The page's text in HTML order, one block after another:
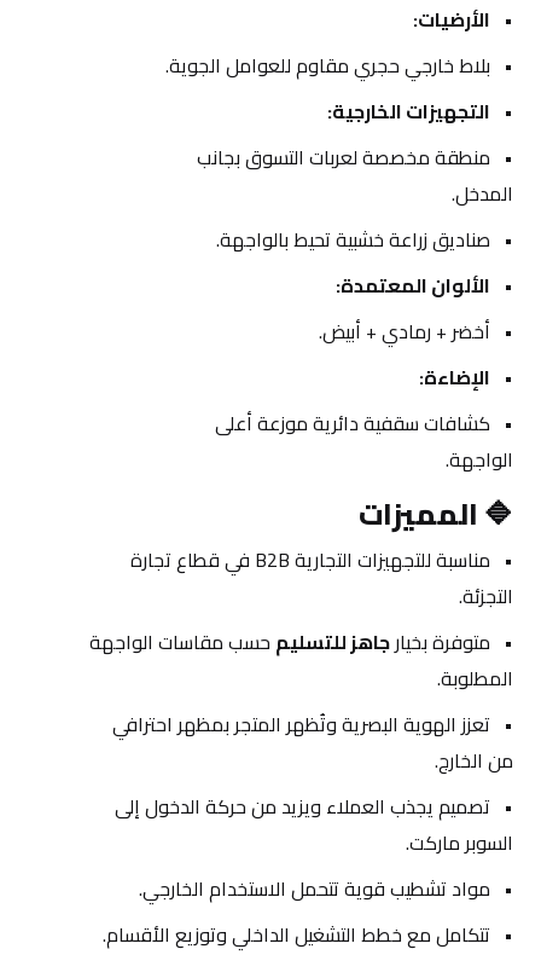
الأرضيات:
بلاط خارجي حجري مقاوم للعوامل الجوية.
التجهيزات الخارجية:
المدخل.
صناديق زراعة خشبية تحيط بالواجهة.
الألوان المعتمدة:
أخضر + رمادي + أبيض.
الإضاءة:
الواجهة.
🔷 المميزات
التجزئة.
متوفرة بخيار جاهز للتسليم
المطلوبة.
من الخارج.
السوبر ماركت.
مواد تشطيب قوية تتحمل الاستخدام الخارجي.
تتكامل مع خطط التشغيل الداخلي وتوزيع الأقسام.